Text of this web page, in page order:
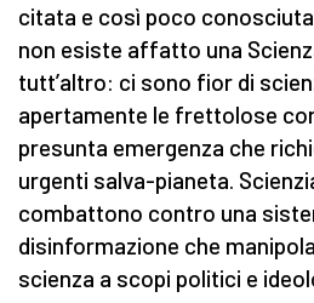
citata e così poco
non esiste affatto una
tutt’altro: ci sono fior di
apertamente le frettolose
presunta emergenza che
urgenti salva-pianeta.
combattono contro una
disinformazione che
scienza a scopi politici e